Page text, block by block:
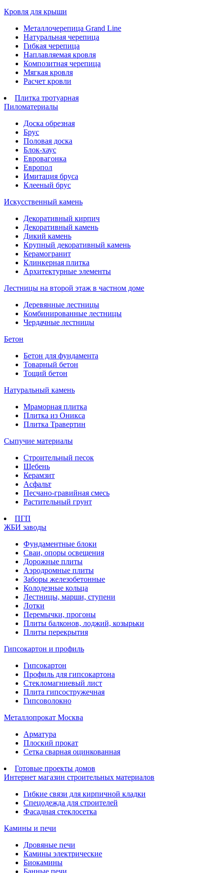
Кровля для крыши
Металлочерепица Grand Line
Натуральная черепица
Гибкая черепица
Наплавляемая кровля
Композитная черепица
Мягкая кровля
Расчет кровли
Плитка тротуарная
Пиломатериалы
Доска обрезная
Брус
Половая доска
Блок-хаус
Евровагонка
Европол
Имитация бруса
Клееный брус
Искусственный камень
Декоративный кирпич
Декоративный камень
Дикий камень
Крупный декоративный камень
Керамогранит
Клинкерная плитка
Архитектурные элементы
Лестницы на второй этаж в частном доме
Деревянные лестницы
Комбинированные лестницы
Чердачные лестницы
Бетон
Бетон для фундамента
Товарный бетон
Тощий бетон
Натуральный камень
Мраморная плитка
Плитка из Оникса
Плитка Травертин
Сыпучие материалы
Строительный песок
Щебень
Керамзит
Асфальт
Песчано-гравийная смесь
Растительный грунт
ПГП
ЖБИ заводы
Фундаментные блоки
Сваи, опоры освещения
Дорожные плиты
Аэродромные плиты
Заборы железобетонные
Колодезные кольца
Лестницы, марши, ступени
Лотки
Перемычки, прогоны
Плиты балконов, лоджий, козырьки
Плиты перекрытия
Гипсокартон и профиль
Гипсокартон
Профиль для гипсокартона
Стекломагниевый лист
Плита гипсостружечная
Гипсоволокно
Металлопрокат Москва
Арматура
Плоский прокат
Сетка сварная оцинкованная
Готовые проекты домов
Интернет магазин строительных материалов
Гибкие связи для кирпичной кладки
Спецодежда для строителей
Фасадная стеклосетка
Камины и печи
Дровяные печи
Камины электрические
Биокамины